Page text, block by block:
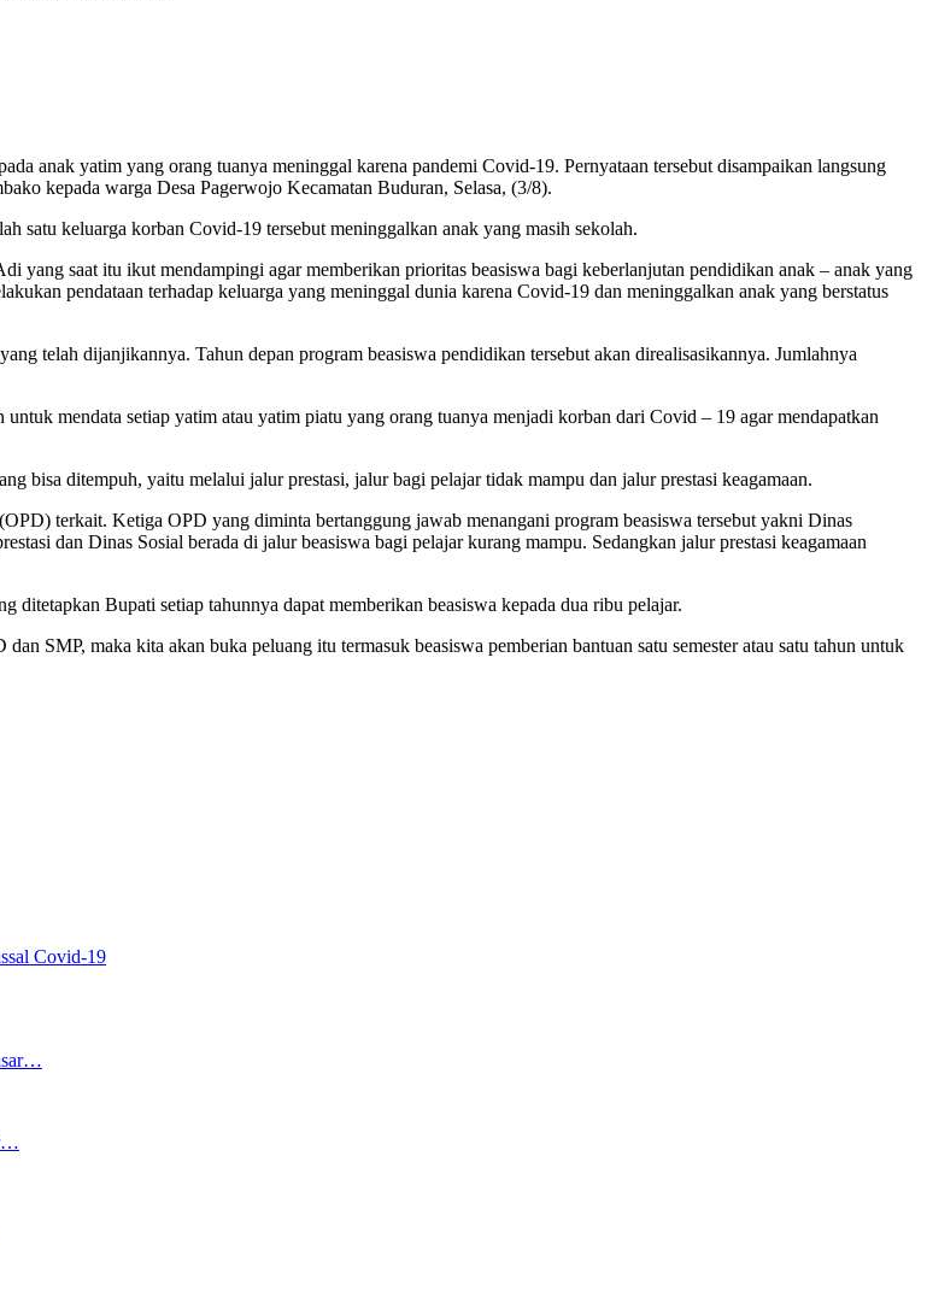
anak yatim yang orang tuanya meninggal karena pandemi Covid-19. Pernyataan tersebut disampaikan langsung
kepada warga Desa Pagerwojo Kecamatan Buduran, Selasa, (3/8).
satu keluarga korban Covid-19 tersebut meninggalkan anak yang masih sekolah.
yang saat itu ikut mendampingi agar memberikan prioritas beasiswa bagi keberlanjutan pendidikan anak – anak yang
pendataan terhadap keluarga yang meninggal dunia karena Covid-19 dan meninggalkan anak yang berstatus
telah dijanjikannya. Tahun depan program beasiswa pendidikan tersebut akan direalisasikannya. Jumlahnya
mendata setiap yatim atau yatim piatu yang orang tuanya menjadi korban dari Covid – 19 agar mendapatkan
bisa ditempuh, yaitu melalui jalur prestasi, jalur bagi pelajar tidak mampu dan jalur prestasi keagamaan.
terkait. Ketiga OPD yang diminta bertanggung jawab menangani program beasiswa tersebut yakni Dinas
dan Dinas Sosial berada di jalur beasiswa bagi pelajar kurang mampu. Sedangkan jalur prestasi keagamaan
Bupati setiap tahunnya dapat memberikan beasiswa kepada dua ribu pelajar.
SMP, maka kita akan buka peluang itu termasuk beasiswa pemberian bantuan satu semester atau satu tahun untuk
Covid-19